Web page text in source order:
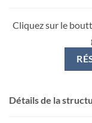
Cliquez sur le
Détails de la